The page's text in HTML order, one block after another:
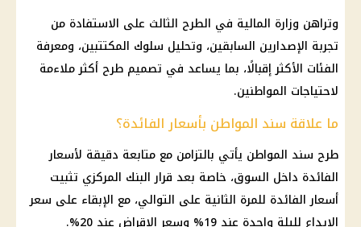
وتراهن وزارة المالية في الطرح الثالث على الاستفادة من
تجربة الإصدارين السابقين، وتحليل سلوك المكتتبين، ومعرفة
الفئات الأكثر إقبالًا، بما يساعد في تصميم طرح أكثر ملاءمة
لاحتياجات المواطنين.
ما علاقة سند المواطن بأسعار الفائدة؟
طرح سند المواطن يأتي بالتزامن مع متابعة دقيقة لأسعار
الفائدة داخل السوق، خاصة بعد قرار البنك المركزي تثبيت
أسعار الفائدة للمرة الثانية على التوالي، مع الإبقاء على سعر
الإيداع لليلة واحدة عند 19% وسعر الإقراض عند 20%.